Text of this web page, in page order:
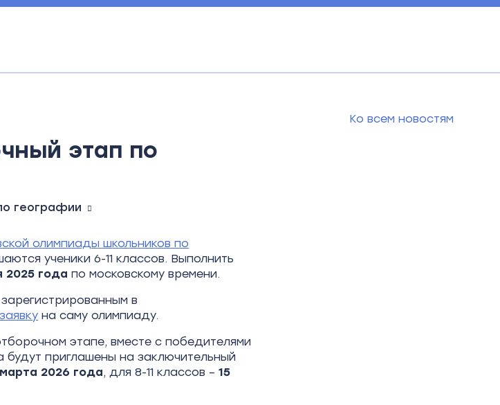
Ко всем новостям
этап по
географии
олимпиады школьников по
ученики 6-11 классов. Выполнить
2025 годапо московскому времени.
в
на саму олимпиаду.
этапе, вместе с победителями
приглашены на заключительный
2026 года, для 8-11 классов –15